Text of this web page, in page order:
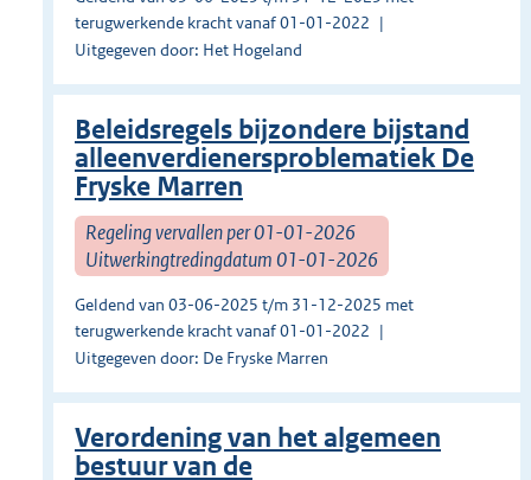
terugwerkende kracht vanaf 01-01-2022
Uitgegeven door: Het Hogeland
Beleidsregels bijzondere bijstand
alleenverdienersproblematiek De
Fryske Marren
Regeling vervallen per 01-01-2026
Uitwerkingtredingdatum 01-01-2026
Geldend van 03-06-2025 t/m 31-12-2025 met
terugwerkende kracht vanaf 01-01-2022
Uitgegeven door: De Fryske Marren
Verordening van het algemeen
bestuur van de